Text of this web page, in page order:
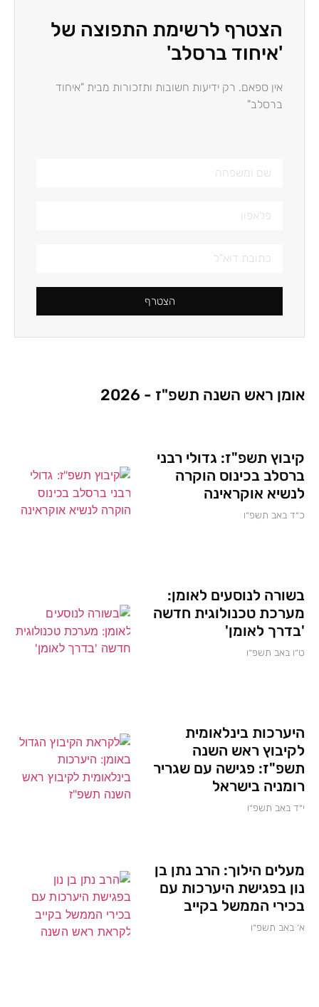
הצטרף לרשימת התפוצה של
'איחוד ברסלב'
אין ספאם. רק ידיעות חשובות ותזכורות מבית "איחוד
ברסלב"
הצטרף
אומן ראש השנה תשפ"ז - 2026
קיבוץ תשפ"ז: גדולי רבני
ברסלב בכינוס הוקרה
לנשיא אוקראינה
כ״ד באב תשפ״ו
בשורה לנוסעים לאומן:
מערכת טכנולוגית חדשה
'בדרך לאומן'
ט״ו באב תשפ״ו
היערכות בינלאומית
לקיבוץ ראש השנה
תשפ"ז: פגישה עם שגריר
רומניה בישראל
י״ד באב תשפ״ו
מעלים הילוך: הרב נתן בן
נון בפגישת היערכות עם
בכירי הממשל בקייב
א׳ באב תשפ״ו